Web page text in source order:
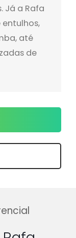
Já a Rafa
até
de